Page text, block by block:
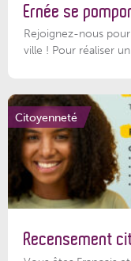
Ernée se
Rejoignez-nous
ville ! Pour réaliser
Citoyenneté
Recensement